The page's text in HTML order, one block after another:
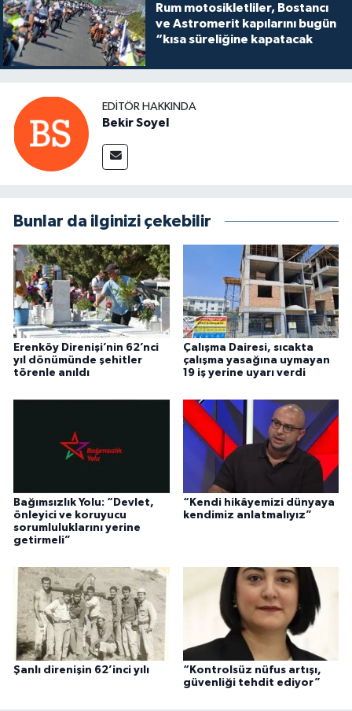
Rum motosikletliler, Bostancı
ve Astromerit kapılarını bugün
“kısa süreliğine kapatacak
EDITÖR HAKKINDA
Bekir Soyel
Bunlar da ilginizi çekebilir
Erenköy Direnişi’nin 62’nci
yıl dönümünde şehitler
törenle anıldı
Çalışma Dairesi, sıcakta
çalışma yasağına uymayan
19 iş yerine uyarı verdi
Bağımsızlık Yolu: “Devlet,
önleyici ve koruyucu
sorumluluklarını yerine
getirmeli”
“Kendi hikâyemizi dünyaya
kendimiz anlatmalıyız”
Şanlı direnişin 62’inci yılı
“Kontrolsüz nüfus artışı,
güvenliği tehdit ediyor”